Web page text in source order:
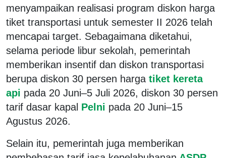
menyampaikan realisasi program diskon harga
tiket transportasi untuk semester II 2026 telah
mencapai target. Sebagaimana diketahui,
selama periode libur sekolah, pemerintah
memberikan insentif dan diskon transportasi
berupa diskon 30 persen harga tiket kereta
api pada 20 Juni–5 Juli 2026, diskon 30 persen
tarif dasar kapal Pelni pada 20 Juni–15
Agustus 2026.
Selain itu, pemerintah juga memberikan